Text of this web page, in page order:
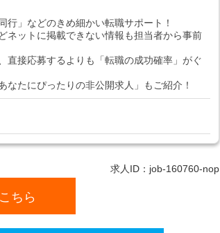
行」などのきめ細かい転職サポート！
ネットに掲載できない情報も担当者から事前
直接応募するよりも「転職の成功確率」がぐ
なたにぴったりの非公開求人」もご紹介！
求人ID：job-160760-nop
ちら